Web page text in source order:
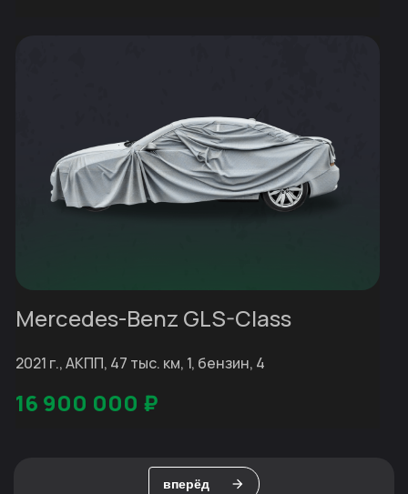
Mercedes-Benz GLS-Class
2021 г., АКПП, 47 тыс. км, 1, бензин, 4
16 900 000 ₽
вперёд